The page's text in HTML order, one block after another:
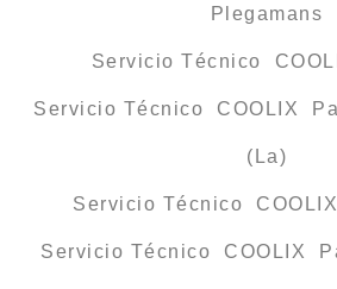
Plegamans
Servicio Técnico
Servicio Técnico COOLIX
(La)
Servicio Técnico
Servicio Técnico COOLIX